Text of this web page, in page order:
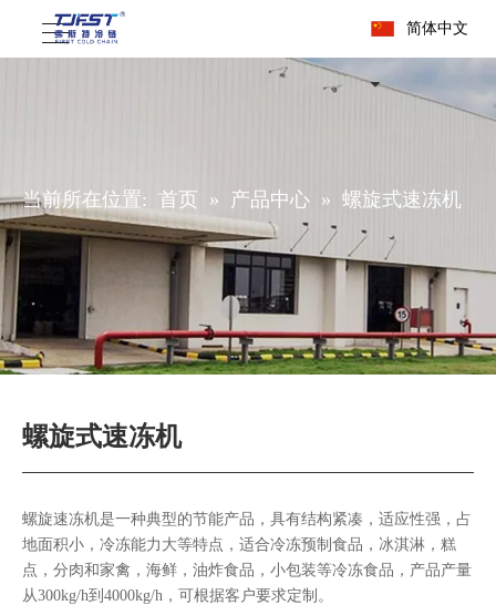
简体中文
当前所在位置: 首页 » 产品中心 » 螺旋式速冻机
螺旋式速冻机
螺旋速冻机是一种典型的节能产品，具有结构紧凑，适应性强，占
地面积小，冷冻能力大等特点，适合冷冻预制食品，冰淇淋，糕
点，分肉和家禽，海鲜，油炸食品，小包装等冷冻食品，产品产量
从300kg/h到4000kg/h，可根据客户要求定制。